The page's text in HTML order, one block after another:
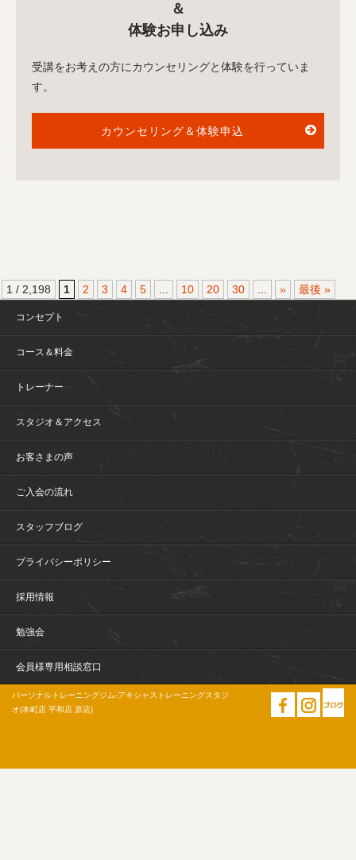
＆
体験お申し込み
受講をお考えの方にカウンセリングと体験を行っていま
す。
カウンセリング＆体験申込
1 / 2,198 1 2 3 4 5 10 20 30 » 最後 »
コンセプト
コース＆料金
トレーナー
スタジオ＆アクセス
お客さまの声
ご入会の流れ
スタッフブログ
プライバシーポリシー
採用情報
勉強会
会員様専用相談窓口
パーソナルトレーニングジム-アキシャストレーニングスタジ
オ(本町店 平和店 原店)